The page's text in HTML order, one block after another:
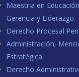
Maestria en
Gerencia y Liderazgo
Derecho Procesal
Administración,
Estratégica
Derecho